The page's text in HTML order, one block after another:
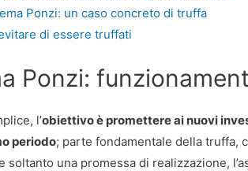
Ponzi: un caso concreto di truffa
di essere truffati
Ponzi:
l’obiettivo è promettere ai nuovi
periodo; parte fondamentale della truffa,
soltanto una promessa di realizzazione,